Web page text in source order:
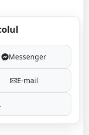
Messenger
E-mail